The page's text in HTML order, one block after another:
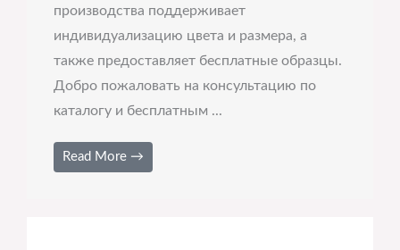
производства поддерживает
индивидуализацию цвета и размера, а
также предоставляет бесплатные образцы.
Добро пожаловать на консультацию по
каталогу и бесплатным ...
Read More →